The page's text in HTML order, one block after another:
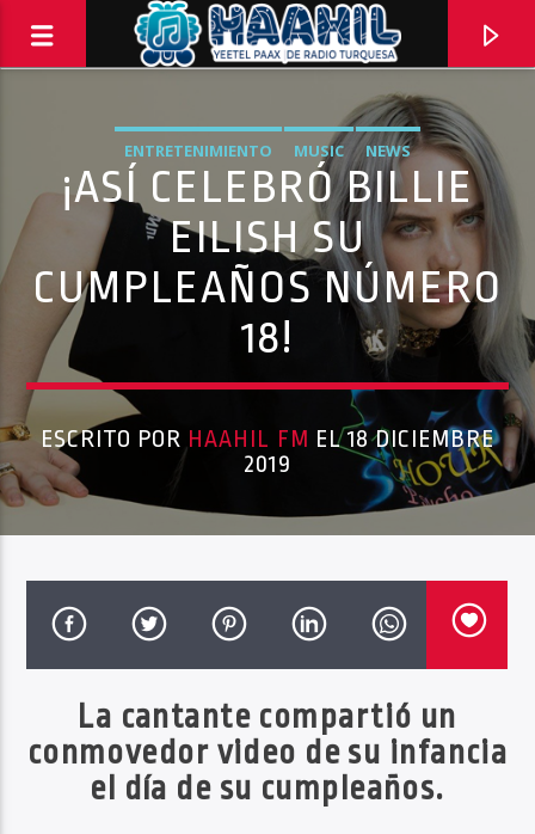
PROGRAMA ACTUAL
10:00 PM
ENTRETENIMIENTO MUSIC NEWS
¡ASÍ CELEBRÓ BILLIE
EILISH SU
CUMPLEAÑOS NÚMERO
18!
ESCRITO POR HAAHIL FM EL 18 DICIEMBRE
2019
La cantante compartió un
conmovedor video de su infancia
el día de su cumpleaños.